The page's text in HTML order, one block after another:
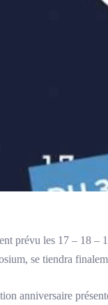
prévu les 17 – 18 –
se tiendra
anniversaire